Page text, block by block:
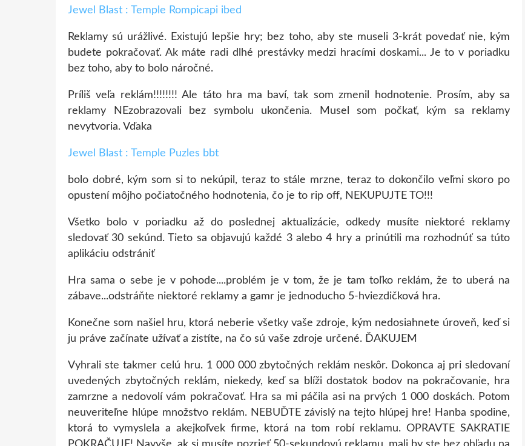
Jewel Blast : Temple Rompicapi ibed
Reklamy sú urážlivé. Existujú lepšie hry; bez toho, aby ste museli 3-krát povedať nie, kým
budete pokračovať. Ak máte radi dlhé prestávky medzi hracími doskami... Je to v poriadku
bez toho, aby to bolo náročné.
Príliš veľa reklám!!!!!!!! Ale táto hra ma baví, tak som zmenil hodnotenie. Prosím, aby sa
reklamy NEzobrazovali bez symbolu ukončenia. Musel som počkať, kým sa reklamy
nevytvoria. Vďaka
Jewel Blast : Temple Puzles bbt
bolo dobré, kým som si to nekúpil, teraz to stále mrzne, teraz to dokončilo veľmi skoro po
opustení môjho počiatočného hodnotenia, čo je to rip off, NEKUPUJTE TO!!!
Všetko bolo v poriadku až do poslednej aktualizácie, odkedy musíte niektoré reklamy
sledovať 30 sekúnd. Tieto sa objavujú každé 3 alebo 4 hry a prinútili ma rozhodnúť sa túto
aplikáciu odstrániť
Hra sama o sebe je v pohode....problém je v tom, že je tam toľko reklám, že to uberá na
zábave...odstráňte niektoré reklamy a gamr je jednoducho 5-hviezdičková hra.
Konečne som našiel hru, ktorá neberie všetky vaše zdroje, kým nedosiahnete úroveň, keď si
ju práve začínate užívať a zistíte, na čo sú vaše zdroje určené. ĎAKUJEM
Vyhrali ste takmer celú hru. 1 000 000 zbytočných reklám neskôr. Dokonca aj pri sledovaní
uvedených zbytočných reklám, niekedy, keď sa blíži dostatok bodov na pokračovanie, hra
zamrzne a nedovolí vám pokračovať. Hra sa mi páčila asi na prvých 1 000 doskách. Potom
neuveriteľne hlúpe množstvo reklám. NEBUĎTE závislý na tejto hlúpej hre! Hanba spodine,
ktorá to vymyslela a akejkoľvek firme, ktorá na tom robí reklamu. OPRAVTE SAKRATIE